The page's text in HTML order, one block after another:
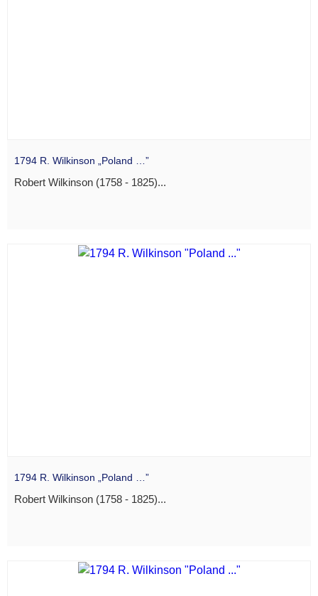
1794 R. Wilkinson „Poland …”
Robert Wilkinson (1758 - 1825)...
1794 R. Wilkinson „Poland …”
Robert Wilkinson (1758 - 1825)...